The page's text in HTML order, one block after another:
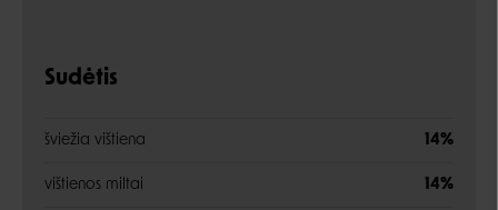
Sudėtis
šviežia vištiena 14%
vištienos miltai 14%